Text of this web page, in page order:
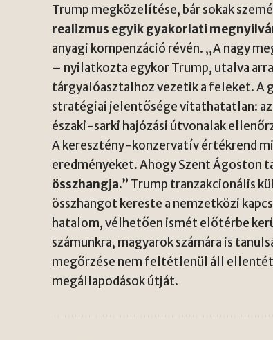
Trump megközelítése, bár sokak
realizmus egyik gyakorlati
anyagi kompenzáció révén. „A nagy
– nyilatkozta egykor Trump, utalva
tárgyalóasztalhoz vezetik a feleket. A
stratégiai jelentősége vitathatatlan:
északi-sarki hajózási útvonalak
A keresztény-konzervatív értékrend
eredményeket. Ahogy Szent Ágoston
összhangja.” Trump tranzakcionális
összhangot kereste a nemzetközi
hatalom, vélhetően ismét előtérbe
számunkra, magyarok számára is
megőrzése nem feltétlenül áll
megállapodások útját.